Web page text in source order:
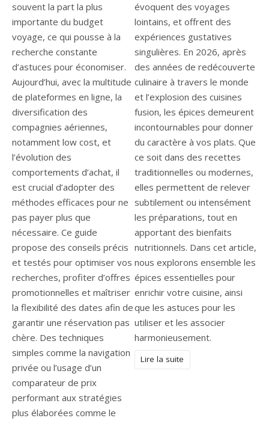
souvent la part la plus
importante du budget
voyage, ce qui pousse à la
recherche constante
d’astuces pour économiser.
Aujourd’hui, avec la multitude
de plateformes en ligne, la
diversification des
compagnies aériennes,
notamment low cost, et
l’évolution des
comportements d’achat, il
est crucial d’adopter des
méthodes efficaces pour ne
pas payer plus que
nécessaire. Ce guide
propose des conseils précis
et testés pour optimiser vos
recherches, profiter d’offres
promotionnelles et maîtriser
la flexibilité des dates afin de
garantir une réservation pas
chère. Des techniques
simples comme la navigation
privée ou l’usage d’un
comparateur de prix
performant aux stratégies
plus élaborées comme le
évoquent des voyages
lointains, et offrent des
expériences gustatives
singulières. En 2026, après
des années de redécouverte
culinaire à travers le monde
et l’explosion des cuisines
fusion, les épices demeurent
incontournables pour donner
du caractère à vos plats. Que
ce soit dans des recettes
traditionnelles ou modernes,
elles permettent de relever
subtilement ou intensément
les préparations, tout en
apportant des bienfaits
nutritionnels. Dans cet article,
nous explorons ensemble les
épices essentielles pour
enrichir votre cuisine, ainsi
que les astuces pour les
utiliser et les associer
harmonieusement.
Lire la suite